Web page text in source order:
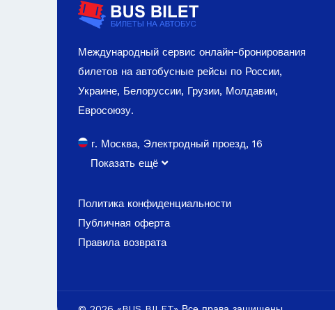
Международный сервис онлайн-бронирования
билетов на автобусные рейсы по России,
Украине, Белоруссии, Грузии, Молдавии,
Евросоюзу.
г. Москва, Электродный проезд, 16
Показать ещё
Политика конфиденциальности
Публичная оферта
Правила возврата